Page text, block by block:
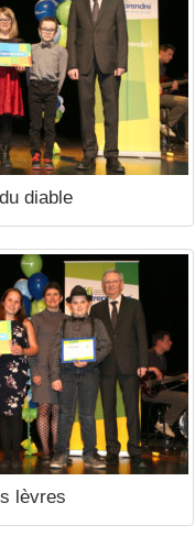
diable
lèvres